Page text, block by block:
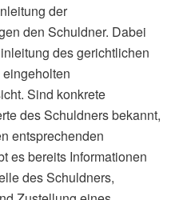
der
den Schuldner. Dabei
des gerichtlichen
Sind konkrete
des Schuldners bekannt,
entsprechenden
es bereits Informationen
des Schuldners,